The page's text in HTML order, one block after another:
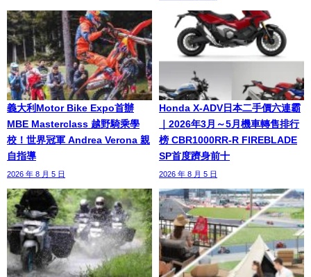
義大利Motor Bike Expo首辦
MBE Masterclass 越野騎乘學
校！世界冠軍 Andrea Verona 親
自指導
2026 年 8 月 5 日
Honda X-ADV日本二手價六連霸
｜2026年3月～5月機車轉售排行
榜 CBR1000RR-R FIREBLADE
SP首度躋身前十
2026 年 8 月 5 日